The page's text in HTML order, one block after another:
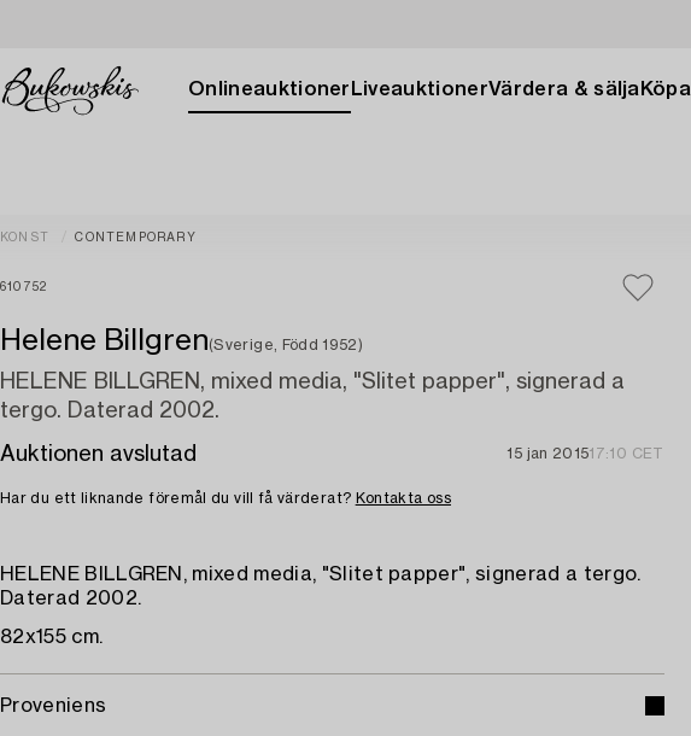
Onlineauktioner LiveauktionerVärdera & sälja Köpa
KONST CONTEMPORARY
610752
Helene Billgren(Sverige, Född 1952)
HELENE BILLGREN, mixed media, "Slitet papper", signerad a
tergo. Daterad 2002.
Auktionen avslutad
15 jan 201517:10 CET
Har du ett liknande föremål du vill få värderat? Kontakta oss
HELENE BILLGREN, mixed media, "Slitet papper", signerad a tergo.
Daterad 2002.
82x155 cm.
Proveniens